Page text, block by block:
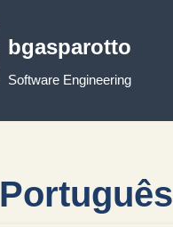
bgasparotto
Software Engineering
Português